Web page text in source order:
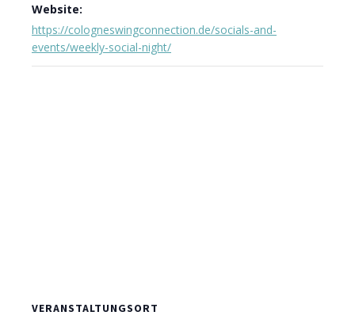
Website:
https://cologneswingconnection.de/socials-and-
events/weekly-social-night/
VERANSTALTUNGSORT